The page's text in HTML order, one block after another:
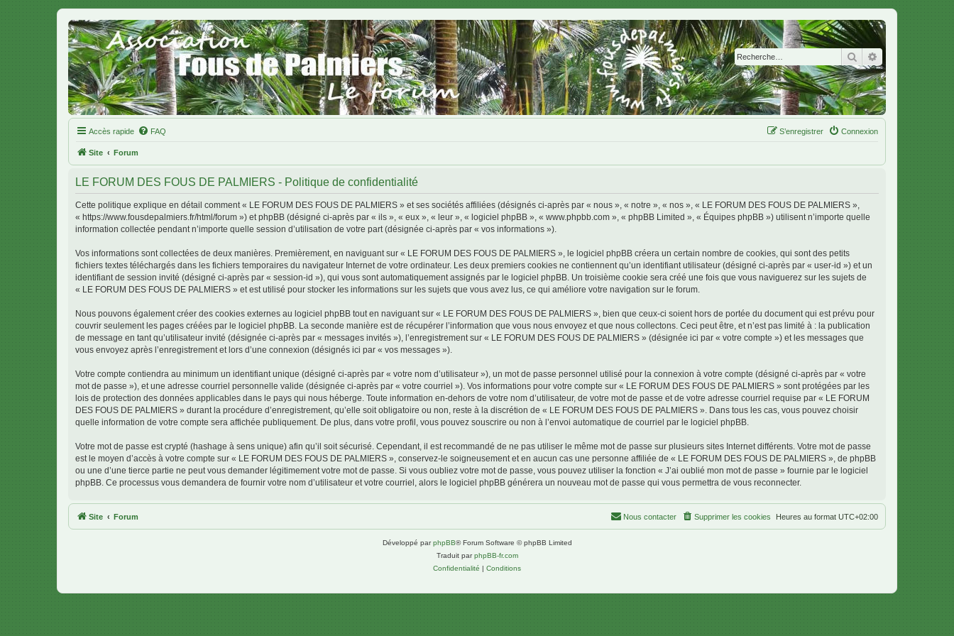
Rechercher
Accès rapide FAQ Connexion
S’enregistrer
Site Forum
LE FORUM DES FOUS DE PALMIERS - Politique de confidentialité
Cette politique explique en détail comment « LE FORUM DES FOUS DE PALMIERS » et ses sociétés affiliées (désignés ci-après par « nous », « notre », « nos », « LE FORUM DES FOUS DE PALMIERS »,
« https://www.fousdepalmiers.fr/html/forum ») et phpBB (désigné ci-après par « ils », « eux », « leur », « logiciel phpBB », « www.phpbb.com », « phpBB Limited », « Équipes phpBB ») utilisent n’importe quelle
information collectée pendant n’importe quelle session d’utilisation de votre part (désignée ci-après par « vos informations »).
Vos informations sont collectées de deux manières. Premièrement, en naviguant sur « LE FORUM DES FOUS DE PALMIERS », le logiciel phpBB créera un certain nombre de cookies, qui sont des petits
fichiers textes téléchargés dans les fichiers temporaires du navigateur Internet de votre ordinateur. Les deux premiers cookies ne contiennent qu’un identifiant utilisateur (désigné ci-après par « user-id ») et un
identifiant de session invité (désigné ci-après par « session-id »), qui vous sont automatiquement assignés par le logiciel phpBB. Un troisième cookie sera créé une fois que vous naviguerez sur les sujets de
« LE FORUM DES FOUS DE PALMIERS » et est utilisé pour stocker les informations sur les sujets que vous avez lus, ce qui améliore votre navigation sur le forum.
Nous pouvons également créer des cookies externes au logiciel phpBB tout en naviguant sur « LE FORUM DES FOUS DE PALMIERS », bien que ceux-ci soient hors de portée du document qui est prévu pour
couvrir seulement les pages créées par le logiciel phpBB. La seconde manière est de récupérer l’information que vous nous envoyez et que nous collectons. Ceci peut être, et n’est pas limité à : la publication
de message en tant qu’utilisateur invité (désignée ci-après par « messages invités »), l’enregistrement sur « LE FORUM DES FOUS DE PALMIERS » (désignée ici par « votre compte ») et les messages que
vous envoyez après l’enregistrement et lors d’une connexion (désignés ici par « vos messages »).
Votre compte contiendra au minimum un identifiant unique (désigné ci-après par « votre nom d’utilisateur »), un mot de passe personnel utilisé pour la connexion à votre compte (désigné ci-après par « votre
mot de passe »), et une adresse courriel personnelle valide (désignée ci-après par « votre courriel »). Vos informations pour votre compte sur « LE FORUM DES FOUS DE PALMIERS » sont protégées par les
lois de protection des données applicables dans le pays qui nous héberge. Toute information en-dehors de votre nom d’utilisateur, de votre mot de passe et de votre adresse courriel requise par « LE FORUM
DES FOUS DE PALMIERS » durant la procédure d’enregistrement, qu’elle soit obligatoire ou non, reste à la discrétion de « LE FORUM DES FOUS DE PALMIERS ». Dans tous les cas, vous pouvez choisir
quelle information de votre compte sera affichée publiquement. De plus, dans votre profil, vous pouvez souscrire ou non à l’envoi automatique de courriel par le logiciel phpBB.
Votre mot de passe est crypté (hashage à sens unique) afin qu’il soit sécurisé. Cependant, il est recommandé de ne pas utiliser le même mot de passe sur plusieurs sites Internet différents. Votre mot de passe
est le moyen d’accès à votre compte sur « LE FORUM DES FOUS DE PALMIERS », conservez-le soigneusement et en aucun cas une personne affiliée de « LE FORUM DES FOUS DE PALMIERS », de phpBB
ou une d’une tierce partie ne peut vous demander légitimement votre mot de passe. Si vous oubliez votre mot de passe, vous pouvez utiliser la fonction « J’ai oublié mon mot de passe » fournie par le logiciel
phpBB. Ce processus vous demandera de fournir votre nom d’utilisateur et votre courriel, alors le logiciel phpBB générera un nouveau mot de passe qui vous permettra de vous reconnecter.
Site Forum Heures au format UTC+02:00
Supprimer les cookies
Nous contacter
Développé parphpBB® Forum Software © phpBB Limited
Traduit parphpBB-fr.com
Confidentialité | Conditions